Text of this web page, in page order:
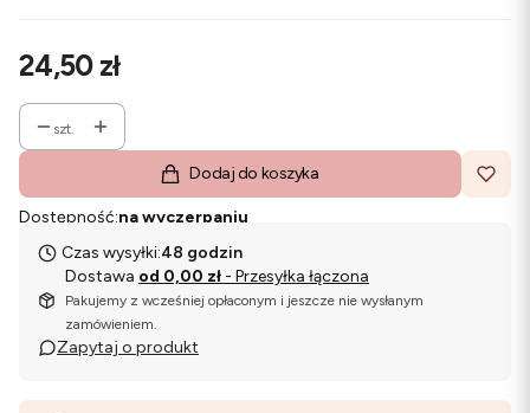
Cena
24,50 zł
szt.
Dodaj do koszyka
Dostępność:na wyczerpaniu
Czas wysyłki:48 godzin
Dostawa od 0,00 zł - Przesyłka łączona
Pakujemy z wcześniej opłaconym i jeszcze nie wysłanym
zamówieniem.
Zapytaj o produkt